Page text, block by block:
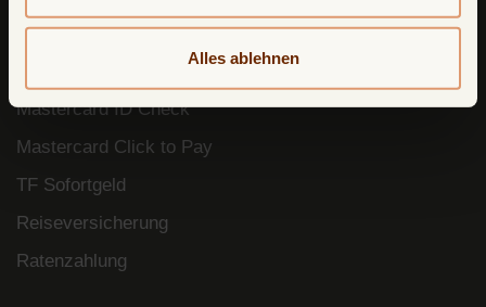
Alles ablehnen
Apple Pay
Freunde werben Freunde
Mastercard ID Check
Mastercard Click to Pay
TF Sofortgeld
Reiseversicherung
Ratenzahlung